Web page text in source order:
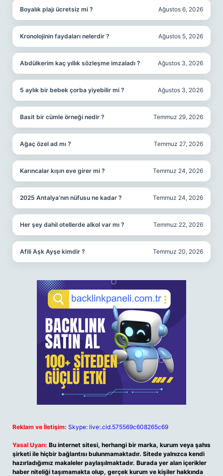
Boyalık plajı ücretsiz mi ? Ağustos 6, 2026
Kronolojinin faydaları nelerdir ? Ağustos 5, 2026
Abdülkerim kaç yıllık sözleşme imzaladı ? Ağustos 3, 2026
5 aylık bir bebek çorba yiyebilir mi ? Ağustos 3, 2026
Basit bir cümle örneği nedir ? Temmuz 29, 2026
Ağaç özel ad mı ? Temmuz 27, 2026
Karıncalar kışın eve girer mi ? Temmuz 24, 2026
2025 Antalya’nın nüfusu ne kadar ? Temmuz 24, 2026
Her şey dahil otellerde alkol var mı ? Temmuz 22, 2026
Afili Aşk Ayşe kimdir ? Temmuz 20, 2026
Reklam ve İletişim: Skype: live:.cid.575569c608265c69
Yasal Uyarı: Bu internet sitesi, herhangi bir marka, kurum veya şahıs
şirketi ile hiçbir bağlantısı bulunmamaktadır. Sitede yalnızca kendi
hazırladığımız makaleler paylaşılmaktadır. Burada yer alan içerikler
haber niteliği taşımamakta olup, gerçek kurum ve kişiler hakkında